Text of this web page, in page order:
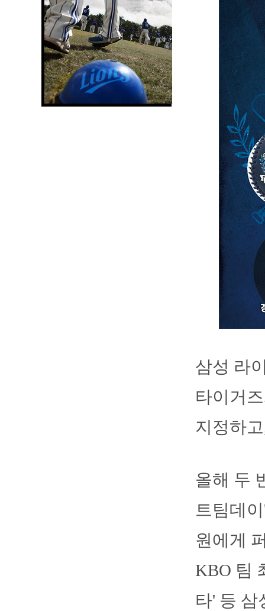
삼성 라
타이거
지정하
올해 두
트팀데
원에게
KBO 팀
타' 등 삼